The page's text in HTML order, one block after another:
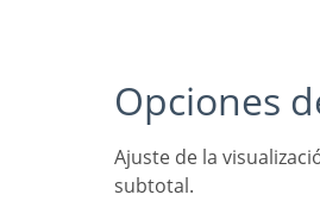
Opciones
Ajuste de la visualización del grupo de
subtotal.